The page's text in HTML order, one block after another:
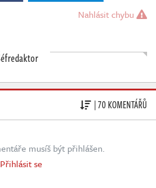
Nahlásit chybu
| 70 KOMENTÁŘŮ
musíš být přihlášen.
Přihlásit se